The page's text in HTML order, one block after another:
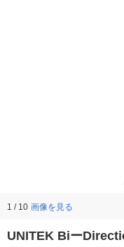
1 / 10 画像を見る
UNITEK Biー